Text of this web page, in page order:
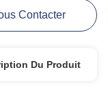
Contacter
Du Produit